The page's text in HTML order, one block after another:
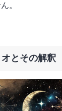
。
とその解釈